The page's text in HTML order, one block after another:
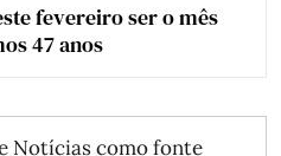
fevereiro ser o mês
47 anos
Notícias como fonte